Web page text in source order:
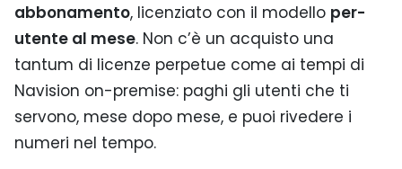
abbonamento, licenziato con il modello per-
utente al mese. Non c’è un acquisto una
tantum di licenze perpetue come ai tempi di
Navision on-premise: paghi gli utenti che ti
servono, mese dopo mese, e puoi rivedere i
numeri nel tempo.